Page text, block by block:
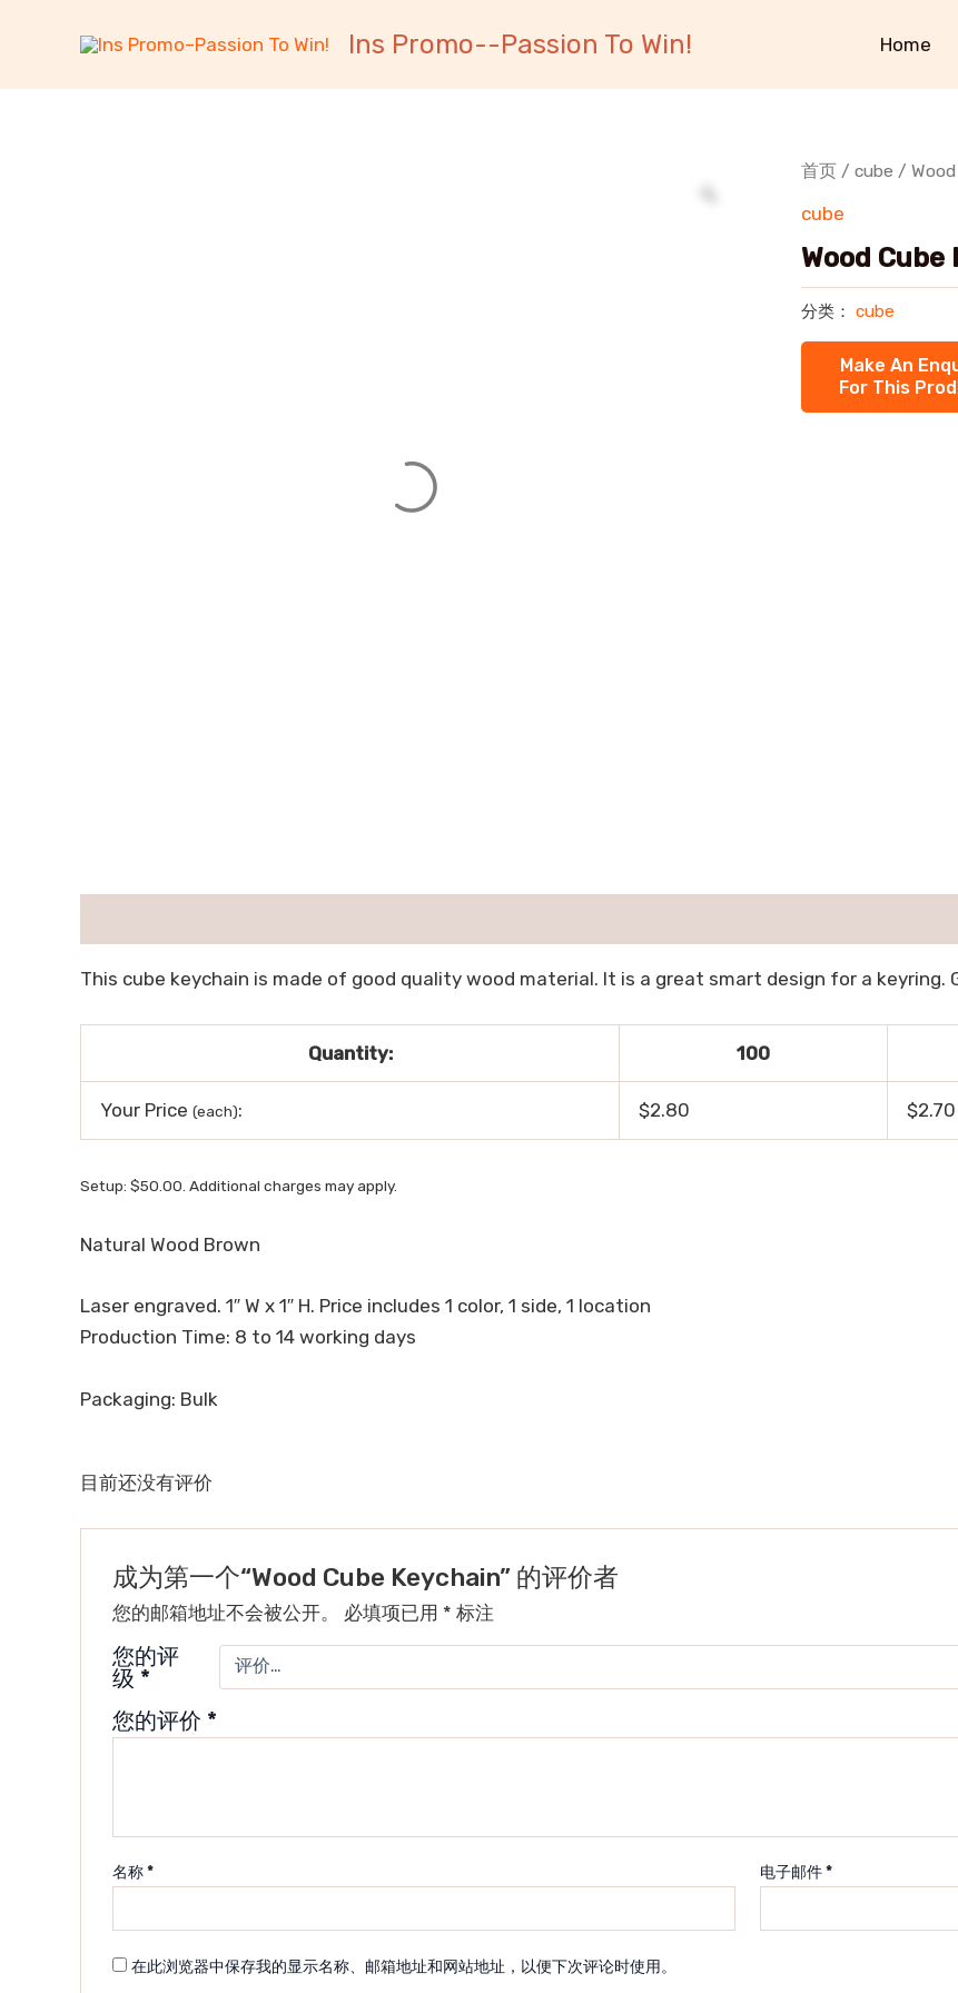
Ins Promo--Passion To Win! Home
首页 / cube /
cube
Wood Cube
分类： cube
This cube keychain is made of good quality wood material. It is a great smart design for a keyring.
Quantity: 100
Your Price (each): $2.80 $2.70
Setup: $50.00. Additional charges may apply.
Natural Wood Brown
Laser engraved. 1″ W x 1″ H. Price includes 1 color, 1 side, 1 location
Production Time: 8 to 14 working days
Packaging: Bulk
目前还没有评价
成为第一个“Wood Cube Keychain” 的评价者
您的邮箱地址不会被公开。 必填项已用 * 标注
您的评
级 *
您的评价 *
名称* 电子邮件*
在此浏览器中保存我的显示名称、邮箱地址和网站地址，以便下次评论时使用。